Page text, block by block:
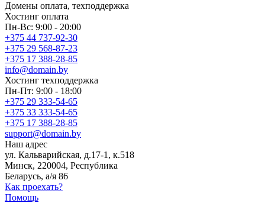
Домены оплата, техподдержка
Хостинг оплата
Пн-Вс: 9:00 - 20:00
+375 44 737-92-30
+375 29 568-87-23
+375 17 388-28-85
info@domain.by
Хостинг техподдержка
Пн-Пт: 9:00 - 18:00
+375 29 333-54-65
+375 33 333-54-65
+375 17 388-28-85
support@domain.by
Наш адрес
ул. Кальварийская, д.17-1, к.518
Минск, 220004, Республика
Беларусь, а/я 86
Как проехать?
Помощь